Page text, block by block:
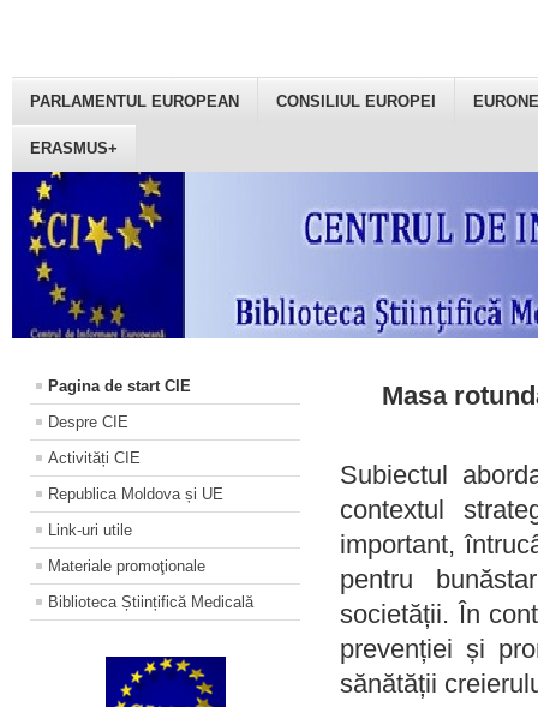
PARLAMENTUL EUROPEAN CONSILIUL EUROPEI
ERASMUS+
Pagina de start CIE
Despre CIE
Activități CIE
Republica Moldova și UE
Link-uri utile
Materiale promoţionale
Biblioteca Științifică Medicală
Masa
Subiectul
contextul
important,
pentru
societății. În
prevenției și
sănătății